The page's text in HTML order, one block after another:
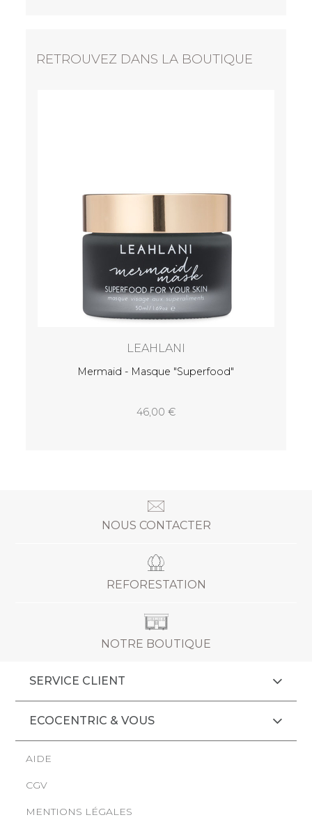
RETROUVEZ DANS LA BOUTIQUE
LEAHLANI
Mermaid - Masque "Superfood"
46,00
NOUS CONTACTER
REFORESTATION
NOTRE BOUTIQUE
SERVICE CLIENT
ECOCENTRIC & VOUS
AIDE
CGV
MENTIONS LÉGALES